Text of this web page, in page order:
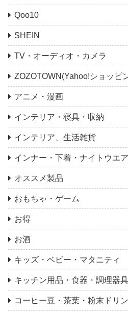
Qoo10
SHEIN
TV・オーディオ・カメラ
ZOZOTOWN(Yahoo!ショッピ
アニメ・漫画
インテリア・寝具・収納
インテリア、生活雑貨
インナー・下着・ナイトウエア
オススメ製品
おもちゃ・ゲーム
お得
お酒
キッズ・ベビー・マタニティ
キッチン用品・食器・調理器具
コーヒー豆・茶葉・粉末ドリ